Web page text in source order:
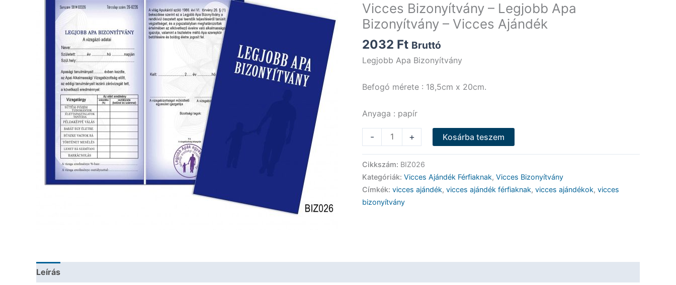
Vicces Bizonyítvány – Legjobb Apa
Bizonyítvány – Vicces Ajándék
2032 Ft Bruttó
Legjobb Apa Bizonyítvány
Befogó mérete : 18,5cm x 20cm.
Anyaga : papír
-
Bizonyítvány
Bizonyítvány
-
+ Kosárba teszem
Cikkszám: BIZ026
Kategóriák: Vicces Ajándék Férfiaknak, Vicces Bizonyítvány
Címkék: vicces ajándék, vicces ajándék férfiaknak, vicces ajándékok, vicces
bizonyítvány
Leírás